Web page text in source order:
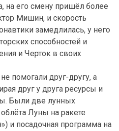
на его смену пришёл более
Мишин, и скорость
замедлилась, у него
способностей и
и Черток в своих
помогали друг-другу, а
друг у друга ресурсы и
Были две лунных
Луны на ракете
и посадочная программа на